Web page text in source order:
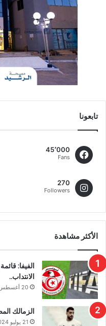
تابعونا
45٬000
Fans
270
Followers
الأكثر مشاهدة
الفيفا:
الانتداب..
20 أغسطس 2024
الزمالك
21 يوليو 2024